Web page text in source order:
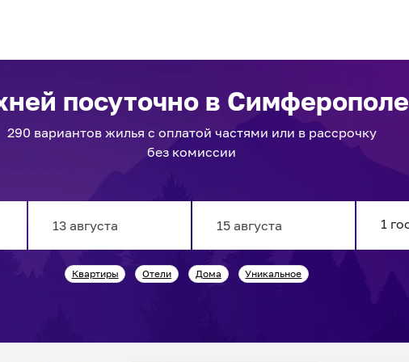
посуточно в Симферополе
290 вариантовжилья с оплатой частями или в рассрочку
без комиссии
forward
backward
Квартиры Отели Дома Уникальное